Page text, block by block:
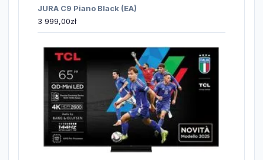
JURA C9 Piano Black (EA)
3 999,00zł